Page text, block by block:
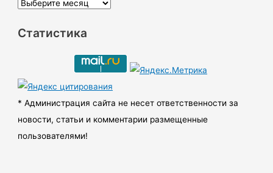
А
х
ы
Статистика
* Администрация сайта не несет ответственности за
новости, статьи и комментарии размещенные
пользователями!